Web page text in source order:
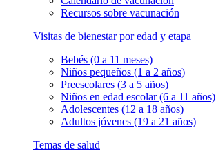
Recursos sobre vacunación
Visitas de bienestar por edad y etapa
Bebés (0 a 11 meses)
Niños pequeños (1 a 2 años)
Preescolares (3 a 5 años)
Niños en edad escolar (6 a 11 años)
Adolescentes (12 a 18 años)
Adultos jóvenes (19 a 21 años)
Temas de salud